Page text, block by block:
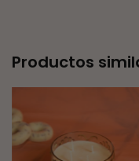
Productos